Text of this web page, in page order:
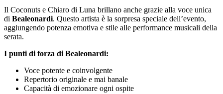
Il Coconuts e Chiaro di Luna brillano anche grazie alla voce unica
di Bealeonardi. Questo artista è la sorpresa speciale dell’evento,
aggiungendo potenza emotiva e stile alle performance musicali della
serata.
I punti di forza di Bealeonardi:
Voce potente e coinvolgente
Repertorio originale e mai banale
Capacità di emozionare ogni ospite